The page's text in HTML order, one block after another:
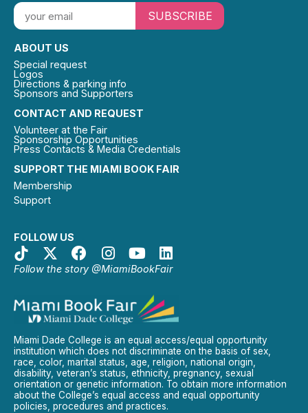
SUPPORT THE MIAMI BOOK FAIR
Membership
Support
FOLLOW US
Follow the story @MiamiBookFair
CONTACT AND REQUEST
Volunteer at the Fair
Sponsorship Opportunities
Press Contacts & Media Credentials
ABOUT US
Special request
Logos
Directions & parking info
Sponsors and Supporters
SUBSCRIBE
Miami Dade College is an equal access/equal opportunity
institution which does not discriminate on the basis of sex,
race, color, marital status, age, religion, national origin,
disability, veteran’s status, ethnicity, pregnancy, sexual
orientation or genetic information. To obtain more information
about the College’s equal access and equal opportunity
policies, procedures and practices.